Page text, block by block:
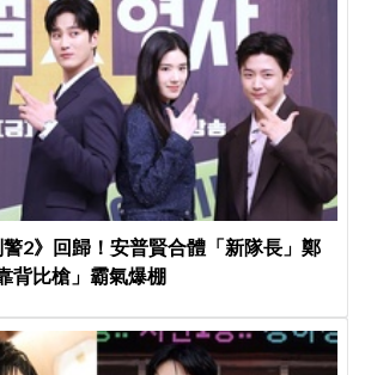
警2》回歸！安普賢合體「新隊長」鄭
背比槍」霸氣爆棚